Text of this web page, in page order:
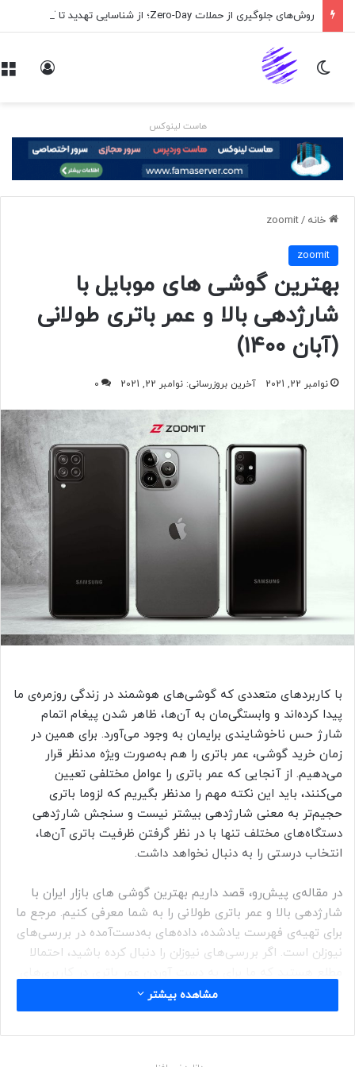
تغییر پوسته
هاست لینوکس
خانه /
zoomit
zoomit
بهترین گوشی های موبایل با
شارژدهی بالا و عمر باتری طولانی
(آبان ۱۴۰۰)
نوامبر 22, 2021 آخرین بروزرسانی: نوامبر 22, 2021 0
با کاربردهای متعددی که گوشی‌های هوشمند در زندگی روزمره‌ی ما
پیدا کرده‌اند و وابستگی‌مان به آن‌ها، ظاهر شدن پیغام اتمام
شارژ حس ناخوشایندی برایمان به وجود می‌آورد. برای همین در
زمان خرید گوشی، عمر باتری را هم به‌صورت ویژه مدنظر قرار
می‌دهیم. از آنجایی که عمر باتری را عوامل مختلفی تعیین
می‌کنند، باید این نکته مهم را مدنظر بگیریم که لزوما باتری
حجیم‌تر به معنی شارژدهی بیشتر نیست و سنجش شارژدهی
دستگاه‌های مختلف تنها با در نظر گرفتن ظرفیت باتری آن‌ها،
انتخاب درستی را به دنبال نخواهد داشت.
در مقاله‌ی پیش‌رو، قصد داریم بهترین گوشی های بازار ایران با
شارژدهی بالا و عمر باتری طولانی را به شما معرفی کنیم. مرجع ما
برای تهیه‌ی فهرست یادشده، داده‌های به‌دست‌آمده در بررسی‌های
نیوزلن است. اگر بررسی‌های نیوزلن را دنبال کرده باشید، احتمالا
روزمره از آزمون PCMark و برای به‌دست‌آوردن میزان شارژدهی در
هنگام پخش ویدئو، از ویدیوی معیاری با رزولوشن HD و کدک
x264 استفاده می‌کنیم.
مشاهده بیشتر